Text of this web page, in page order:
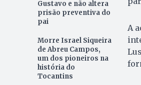
Gustavo e não altera
prisão preventiva do
pai
Morre Israel Siqueira
de Abreu Campos,
um dos pioneiros na
história do
Tocantins
A